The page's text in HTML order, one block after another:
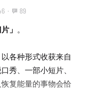
· 89
」 。
各种形式收获来自
秀、一部小短片、
复能量的事物会恰